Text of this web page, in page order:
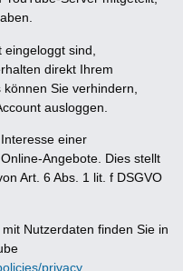
sind,
direkt Ihrem
Sie verhindern,
ausloggen.
einer
Angebote. Dies stellt
Art. 6 Abs. 1 lit. f DSGVO
Nutzerdaten finden Sie in
privacy.